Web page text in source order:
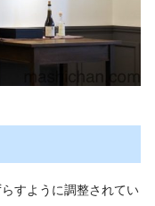
すように調整されてい